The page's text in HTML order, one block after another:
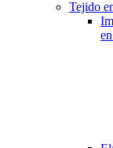
Tejido